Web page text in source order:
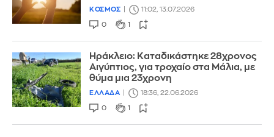
ΚΟΣΜΟΣ 11:02, 13.07.2026
0 1
Ηράκλειο: Καταδικάστηκε 28χρονος
Αιγύπτιος, για τροχαίο στα Μάλια, με
θύμα μια 23χρονη
ΕΛΛΑΔΑ 18:36, 22.06.2026
0 1